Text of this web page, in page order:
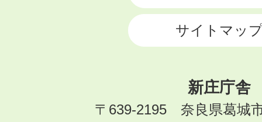
サイトマッ
新庄庁舎
〒639-2195 奈良県葛城